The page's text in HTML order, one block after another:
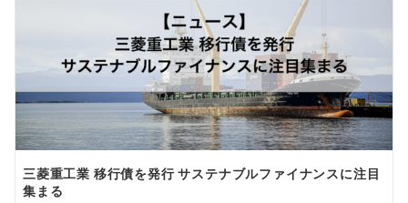
三菱重工業 移行債を発行 サステナブルファイナンスに注目
集まる